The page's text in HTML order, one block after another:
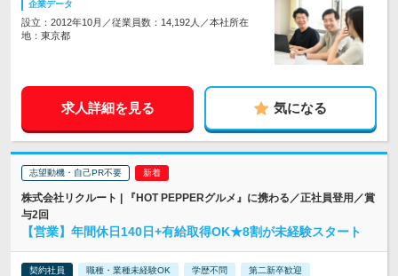
企業データ
設立：2012年10月／従業員数：14,192人／本社所在
地：東京都
求人詳細を見る 気になる
志望動機・自己PR不要
株式会社リクルート | 『HOT PEPPERグルメ』に携わる／正社員登用／賞
与2回
【営業】年間休日140日+有給取得OK★8割が未経験スタート
契約社員 職種・業種未経験OK 学歴不問 第二新卒歓迎